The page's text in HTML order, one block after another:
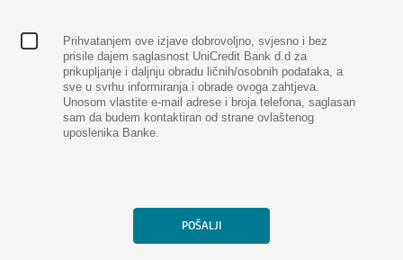
Prihvatanjem ove izjave dobrovoljno, svjesno i bez
prisile dajem saglasnost UniCredit Bank d.d za
prikupljanje i daljnju obradu ličnih/osobnih podataka, a
sve u svrhu informiranja i obrade ovoga zahtjeva.
Unosom vlastite e-mail adrese i broja telefona, saglasan
sam da budem kontaktiran od strane ovlaštenog
uposlenika Banke.